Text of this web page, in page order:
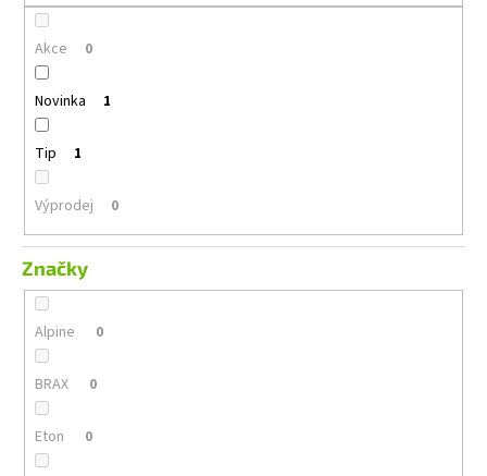
Akce 0
Novinka 1
Tip 1
Výprodej 0
Značky
Alpine 0
BRAX 0
Eton 0
m
KENWOOD
CR-
W
1
490
Kč